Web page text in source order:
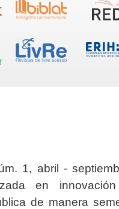
1, abril -
en
de manera